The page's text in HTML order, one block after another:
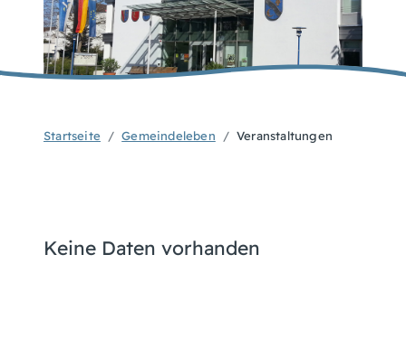
Startseite Gemeindeleben Veranstaltungen
Keine Daten vorhanden